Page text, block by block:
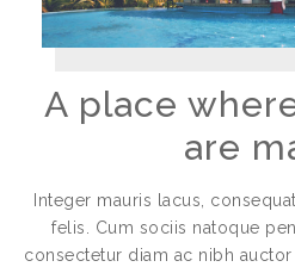
A place
are
Integer mauris lacus,
felis. Cum sociis natoque
consectetur diam ac nibh